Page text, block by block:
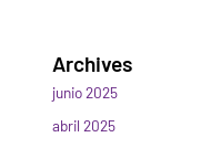
Archives
junio 2025
abril 2025